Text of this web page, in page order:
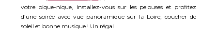
votre pique-nique, installez-vous sur les pelouses et profitez
d’une soirée avec vue panoramique sur la Loire, coucher de
soleil et bonne musique ! Un régal !